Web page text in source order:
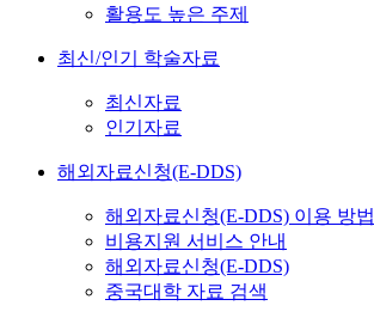
활용도 높은 주제
최신/인기 학술자료
최신자료
인기자료
해외자료신청(E-DDS)
해외자료신청(E-DDS) 이용 방법
비용지원 서비스 안내
해외자료신청(E-DDS)
중국대학 자료 검색